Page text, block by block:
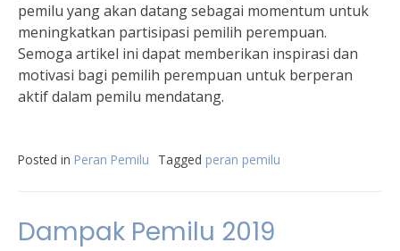
pemilu yang akan datang sebagai momentum untuk
meningkatkan partisipasi pemilih perempuan.
Semoga artikel ini dapat memberikan inspirasi dan
motivasi bagi pemilih perempuan untuk berperan
aktif dalam pemilu mendatang.
Posted in Peran Pemilu Tagged peran pemilu
Dampak Pemilu 2019